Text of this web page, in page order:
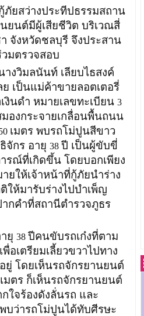
ภัยสว่างประทีปธรรมสถาน
ยนต์มีผู้เสียชีวิต บริเวณสี่
จังหวัดชลบุรี จึงประสาน
มตรวจสอบ
มลนันท์ เลียบไธสงค์
ย เป็นแม่ค้าขายลอตเตอรี่
นดำ หมายเลขทะเบียน 3
องกระจายเกลื่อนพื้นถนน
เมตร พบรถโม่ปูนสีขาว
จักร อายุ 38 ปี เป็นผู้ขับขี่
รณ์ที่เกิดขึ้น โดยบอกเพียง
ยให้เจ้าหน้าที่กู้ภัยนำร่าง
ห้มารับร่างไปบำเพ็ญ
กคำที่สถานีตำรวจภูธร
ยุ 38 ปีคนขับรถเก๋งที่ตาม
เตรียมเลี้ยวขวาไปทาง
โดยเห็นรถจักรยานยนต์
เมตร ก็เห็นรถจักรยานยนต์
ใจร้องดังลั่นรถ และ
บว่ารถโม่ปูนได้ทับศีรษะ